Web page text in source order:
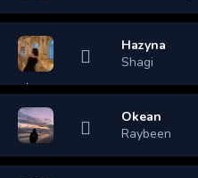
Hazyna
Shagi
Okean
Raybeen